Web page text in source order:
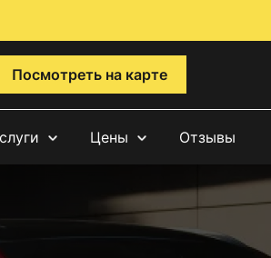
Посмотреть на карте
Цены Отзывы